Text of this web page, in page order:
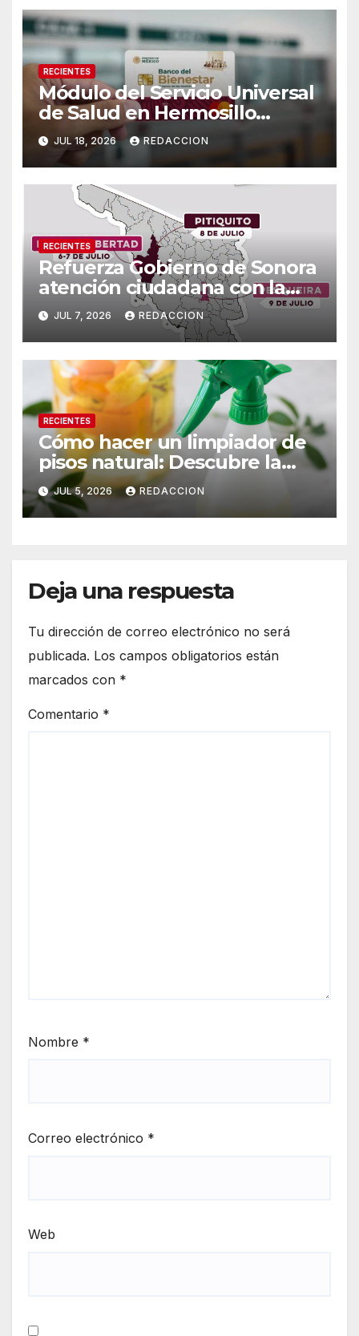
RECIENTES
Módulo del Servicio Universal
de Salud en Hermosillo
cambiará de sede a partir del
lunes 20 de julio
JUL 18, 2026 REDACCION
RECIENTES
Refuerza Gobierno de Sonora
atención ciudadana con la
Agencia Fiscal Móvil en tres
municipios
JUL 7, 2026 REDACCION
RECIENTES
Cómo hacer un limpiador de
pisos natural: Descubre la
mezcla efectiva para eliminar
el mal olor
JUL 5, 2026 REDACCION
Deja una respuesta
Tu dirección de correo electrónico no será
publicada. Los campos obligatorios están
marcados con *
Comentario *
Nombre *
Correo electrónico *
Web